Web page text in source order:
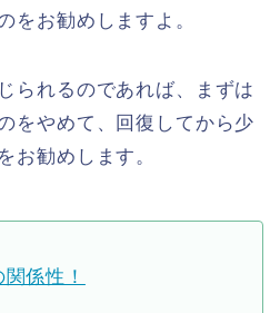
をお勧めしますよ。
られるのであれば、まずは
をやめて、回復してから少
お勧めします。
係性！